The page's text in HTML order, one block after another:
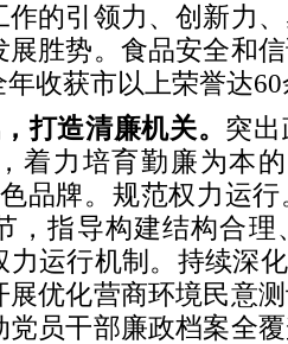
的引领力、创新力
展胜势。食品安全和
收获市以上荣誉达
打造清廉机关。 突
着力培育勤廉为本
品牌。规范权力运
，指导构建结构合
运行机制。持续深
展优化营商环境民意
员干部廉政档案全